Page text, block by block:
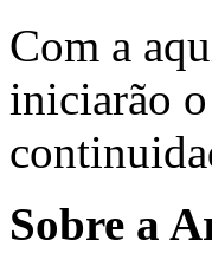
Com a
iniciarão
Sobre a